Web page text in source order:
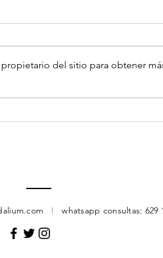
Ajo Negro: Una
del sitio para obtener
I whatsapp consultas: 629